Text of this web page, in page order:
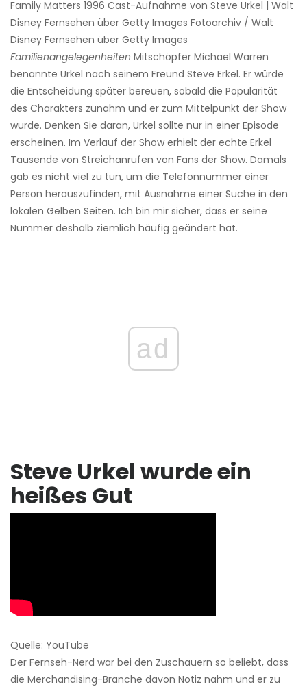
Family Matters 1996 Cast-Aufnahme von Steve Urkel | Walt
Disney Fernsehen über Getty Images Fotoarchiv / Walt
Disney Fernsehen über Getty Images
Familienangelegenheiten Mitschöpfer Michael Warren
benannte Urkel nach seinem Freund Steve Erkel. Er würde
die Entscheidung später bereuen, sobald die Popularität
des Charakters zunahm und er zum Mittelpunkt der Show
wurde. Denken Sie daran, Urkel sollte nur in einer Episode
erscheinen. Im Verlauf der Show erhielt der echte Erkel
Tausende von Streichanrufen von Fans der Show. Damals
gab es nicht viel zu tun, um die Telefonnummer einer
Person herauszufinden, mit Ausnahme einer Suche in den
lokalen Gelben Seiten. Ich bin mir sicher, dass er seine
Nummer deshalb ziemlich häufig geändert hat.
ad
Steve Urkel wurde ein
heißes Gut
Quelle: YouTube
Der Fernseh-Nerd war bei den Zuschauern so beliebt, dass
die Merchandising-Branche davon Notiz nahm und er zu